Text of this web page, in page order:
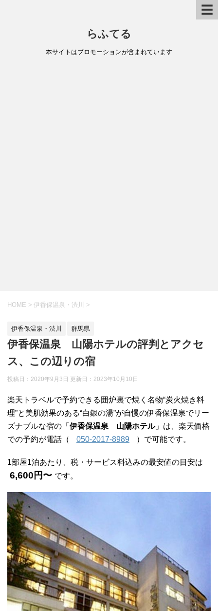
☰
らふてる
本サイトはプロモーションが含まれています
HOME > 伊香保温泉・渋川 >
伊香保温泉・渋川 群馬県
伊香保温泉 山陽ホテルの評判とアクセ
ス、この辺りの宿
投稿日：2020年9月3日 更新日： 2023年10月10日
楽天トラベルで予約できる囲炉裏で焼く名物“炭火焼き料
理”と美肌効果のある“白銀の湯”が自慢の伊香保温泉でリー
ズナブルな宿の「 伊香保温泉 山陽ホテル」は、楽天価格
での予約が電話（
050-2017-8989 ）で可能です。
1部屋1泊あたり、税・サービス料込みの最安値の目安は
6,600円〜 です。